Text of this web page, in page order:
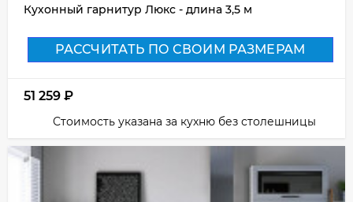
Кухонный гарнитур Люкс - длина 3,5 м
РАССЧИТАТЬ ПО СВОИМ РАЗМЕРАМ
51 259 ₽
Стоимость указана за кухню без столешницы